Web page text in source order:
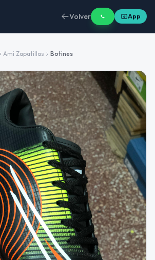
Volver App
Ami Zapatillas Botines